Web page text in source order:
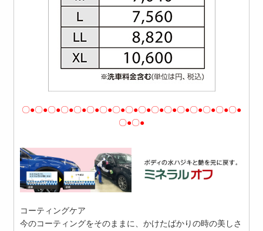
〇●〇●〇●〇●〇●〇●〇●〇●〇●〇●〇●〇●〇●〇●〇●〇●〇●
〇●〇●
コーティングケア
今のコーティングをそのままに、かけたばかりの時の美しさ